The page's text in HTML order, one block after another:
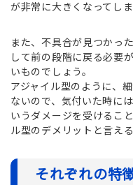
が非常に大きくなってしま
また、不具合が見つかっ
して前の段階に戻る必要
いものでしょう。
アジャイル型のように、
ないので、気付いた時に
いうダメージを受けるこ
ル型のデメリットと言え
それぞれの特